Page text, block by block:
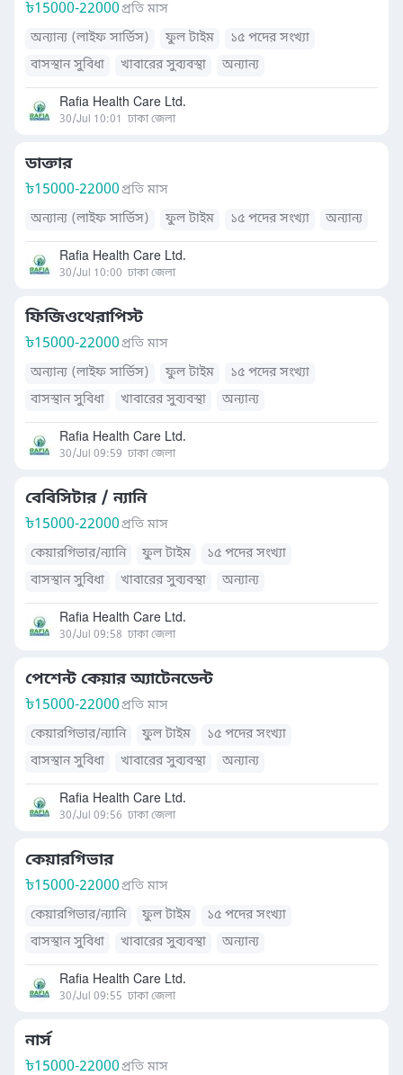
৳15000-22000প্রতি মাস
অন্যান্য (লাইফ সার্ভিস)
ফুল টাইম
১৫ পদের সংখ্যা
বাসস্থান সুবিধা
খাবারের সুব্যবস্থা অন্যান্য
Rafia Health Care Ltd.
30/Jul 10:01 ঢাকা জেলা
ডাক্তার
৳15000-22000প্রতি মাস
অন্যান্য (লাইফ সার্ভিস)
ফুল টাইম ১৫ পদের সংখ্যা অন্যান্য
Rafia Health Care Ltd.
30/Jul 10:00 ঢাকা জেলা
ফিজিওথেরাপিস্ট
৳15000-22000প্রতি মাস
অন্যান্য (লাইফ সার্ভিস)
ফুল টাইম
১৫ পদের সংখ্যা
বাসস্থান সুবিধা
খাবারের সুব্যবস্থা অন্যান্য
Rafia Health Care Ltd.
30/Jul 09:59 ঢাকা জেলা
বেবিসিটার / ন্যানি
৳15000-22000প্রতি মাস
কেয়ারগিভার/ন্যানি
ফুল টাইম
১৫ পদের সংখ্যা
বাসস্থান সুবিধা
খাবারের সুব্যবস্থা অন্যান্য
Rafia Health Care Ltd.
30/Jul 09:58 ঢাকা জেলা
পেশেন্ট কেয়ার অ্যাটেনডেন্ট
৳15000-22000প্রতি মাস
কেয়ারগিভার/ন্যানি
ফুল টাইম
১৫ পদের সংখ্যা
বাসস্থান সুবিধা
খাবারের সুব্যবস্থা অন্যান্য
Rafia Health Care Ltd.
30/Jul 09:56 ঢাকা জেলা
কেয়ারগিভার
৳15000-22000প্রতি মাস
কেয়ারগিভার/ন্যানি
ফুল টাইম
১৫ পদের সংখ্যা
বাসস্থান সুবিধা
খাবারের সুব্যবস্থা অন্যান্য
Rafia Health Care Ltd.
30/Jul 09:55 ঢাকা জেলা
নার্স
৳15000-22000প্রতি মাস